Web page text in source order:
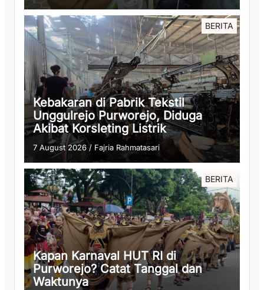
BERITA
Kebakaran di Pabrik Tekstil
Unggulrejo Purworejo, Diduga
Akibat Korsleting Listrik
7 August 2026/ Fajria Rahmatasari
BERITA
Kapan Karnaval HUT RI di
Purworejo? Catat Tanggal dan
Waktunya